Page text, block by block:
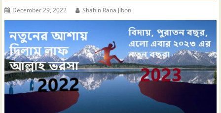
December 29, 2022 Shahin Rana Jibon